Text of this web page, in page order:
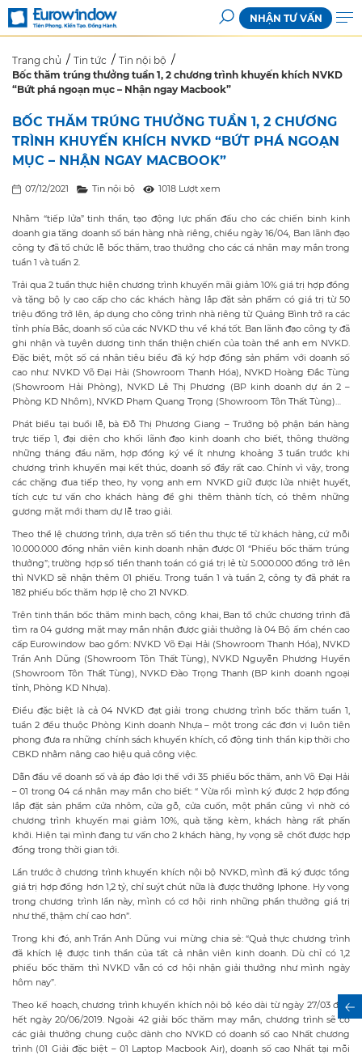
NHẬN TƯ VẤN
Trang chủ Tin tức
Tin nội bộ
Bốc thăm trúng thưởng tuần 1, 2 chương trình khuyến khích NVKD
“Bứt phá ngoạn mục – Nhận ngay Macbook”
BỐC THĂM TRÚNG THƯỞNG TUẦN 1, 2 CHƯƠNG
TRÌNH KHUYẾN KHÍCH NVKD “BỨT PHÁ NGOẠN
MỤC – NHẬN NGAY MACBOOK”
07/12/2021 Tin nội bộ 1018 Lượt xem
Nhằm “tiếp lửa” tinh thần, tạo động lực phấn đấu cho các chiến binh kinh
doanh gia tăng doanh số bán hàng nhà riêng, chiều ngày 16/04, Ban lãnh đạo
công ty đã tổ chức lễ bốc thăm, trao thưởng cho các cá nhân may mắn trong
tuần 1 và tuần 2.
Trải qua 2 tuần thực hiện chương trình khuyến mãi giảm 10% giá trị hợp đồng
và tặng bộ ly cao cấp cho các khách hàng lắp đặt sản phẩm có giá trị từ 50
triệu đồng trở lên, áp dụng cho công trình nhà riêng từ Quảng Bình trở ra các
tỉnh phía Bắc, doanh số của các NVKD thu về khá tốt. Ban lãnh đạo công ty đã
ghi nhận và tuyên dương tinh thần thiện chiến của toàn thể anh em NVKD.
Đặc biệt, một số cá nhân tiêu biểu đã ký hợp đồng sản phẩm với doanh số
cao như: NVKD Võ Đại Hải (Showroom Thanh Hóa), NVKD Hoàng Đắc Tùng
(Showroom Hải Phòng), NVKD Lê Thị Phương (BP kinh doanh dự án 2 –
Phòng KD Nhôm), NVKD Phạm Quang Trọng (Showroom Tôn Thất Tùng)…
Phát biểu tại buổi lễ, bà Đỗ Thị Phương Giang – Trưởng bộ phận bán hàng
trực tiếp 1, đại diện cho khối lãnh đạo kinh doanh cho biết, thông thường
những tháng đầu năm, hợp đồng ký về ít nhưng khoảng 3 tuần trước khi
chương trình khuyến mại kết thúc, doanh số đẩy rất cao. Chính vì vậy, trong
các chặng đua tiếp theo, hy vọng anh em NVKD giữ được lửa nhiệt huyết,
tích cực tư vấn cho khách hàng để ghi thêm thành tích, có thêm những
gương mặt mới tham dự lễ trao giải.
Theo thể lệ chương trình, dựa trên số tiền thu thực tế từ khách hàng, cứ mỗi
10.000.000 đồng nhân viên kinh doanh nhận được 01 “Phiếu bốc thăm trúng
thưởng”; trường hợp số tiền thanh toán có giá trị lẻ từ 5.000.000 đồng trở lên
thì NVKD sẽ nhận thêm 01 phiếu. Trong tuần 1 và tuần 2, công ty đã phát ra
182 phiếu bốc thăm hợp lệ cho 21 NVKD.
Trên tinh thần bốc thăm minh bạch, công khai, Ban tổ chức chương trình đã
tìm ra 04 gương mặt may mắn nhận được giải thưởng là 04 Bộ ấm chén cao
cấp Eurowindow bao gồm: NVKD Võ Đại Hải (Showroom Thanh Hóa), NVKD
Trần Anh Dũng (Showroom Tôn Thất Tùng), NVKD Nguyễn Phương Huyền
(Showroom Tôn Thất Tùng), NVKD Đào Trọng Thanh (BP kinh doanh ngoại
tỉnh, Phòng KD Nhựa).
Điều đặc biệt là cả 04 NVKD đạt giải trong chương trình bốc thăm tuần 1,
tuần 2 đều thuộc Phòng Kinh doanh Nhựa – một trong các đơn vị luôn tiên
phong đưa ra những chính sách khuyến khích, cổ động tinh thần kịp thời cho
CBKD nhằm nâng cao hiệu quả công việc.
Dẫn đầu về doanh số và áp đảo lợi thế với 35 phiếu bốc thăm, anh Võ Đại Hải
– 01 trong 04 cá nhân may mắn cho biết: “ Vừa rồi mình ký được 2 hợp đồng
lắp đặt sản phẩm cửa nhôm, cửa gỗ, cửa cuốn, một phần cũng vì nhờ có
chương trình khuyến mại giảm 10%, quà tặng kèm, khách hàng rất phấn
khởi. Hiện tại mình đang tư vấn cho 2 khách hàng, hy vọng sẽ chốt được hợp
đồng trong thời gian tới.
Lần trước ở chương trình khuyến khích nội bộ NVKD, mình đã ký được tổng
giá trị hợp đồng hơn 1,2 tỷ, chỉ suýt chút nữa là được thưởng Iphone. Hy vọng
trong chương trình lần này, mình có cơ hội rinh những phần thưởng giá trị
như thế, thậm chí cao hơn”.
Trong khi đó, anh Trần Anh Dũng vui mừng chia sẻ: “Quả thực chương trình
đã khích lệ được tinh thần của tất cả nhân viên kinh doanh. Dù chỉ có 1,2
phiếu bốc thăm thì NVKD vẫn có cơ hội nhận giải thưởng như mình ngày
hôm nay”.
Theo kế hoạch, chương trình khuyến khích nội bộ kéo dài từ ngày 27/03 đến
hết ngày 20/06/2019. Ngoài 42 giải bốc thăm may mắn, chương trình sẽ có
các giải thưởng chung cuộc dành cho NVKD có doanh số cao Nhất chương
trình (01 Giải đặc biệt – 01 Laptop Macbook Air), doanh số cao Nhất tại mỗi